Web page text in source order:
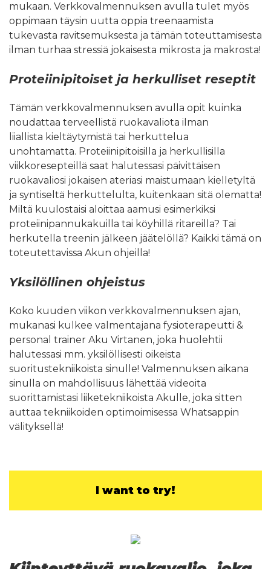
mukaan. Verkkovalmennuksen avulla tulet myös
oppimaan täysin uutta oppia treenaamista
tukevasta ravitsemuksesta ja tämän toteuttamisesta
ilman turhaa stressiä jokaisesta mikrosta ja makrosta!
Proteiinipitoiset ja herkulliset reseptit
Tämän verkkovalmennuksen avulla opit kuinka
noudattaa terveellistä ruokavaliota ilman
liiallista kieltäytymistä tai herkuttelua
unohtamatta. Proteiinipitoisilla ja herkullisilla
viikkoresepteillä saat halutessasi päivittäisen
ruokavaliosi jokaisen ateriasi maistumaan kielletyltä
ja syntiseltä herkuttelulta, kuitenkaan sitä olematta!
Miltä kuulostaisi aloittaa aamusi esimerkiksi
proteiinipannukakuilla tai köyhillä ritareilla? Tai
herkutella treenin jälkeen jäätelöllä? Kaikki tämä on
toteutettavissa Akun ohjeilla!
Yksilöllinen ohjeistus
Koko kuuden viikon verkkovalmennuksen ajan,
mukanasi kulkee valmentajana fysioterapeutti &
personal trainer Aku Virtanen, joka huolehtii
halutessasi mm. yksilöllisesti oikeista
suoritustekniikoista sinulle! Valmennuksen aikana
sinulla on mahdollisuus lähettää videoita
suorittamistasi liiketekniikoista Akulle, joka sitten
auttaa tekniikoiden optimoimisessa Whatsappin
välityksellä!
I want to try!